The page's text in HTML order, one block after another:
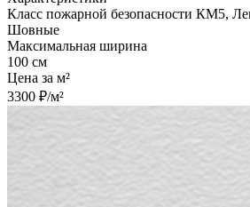
Класс пожарной безопасности КМ5,
Шовные
Максимальная ширина
100 см
Цена за м²
3300 ₽/м²